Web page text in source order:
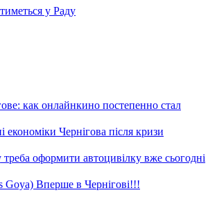
у Раду
как онлайнкино постепенно стал
економіки Чернігова після кризи
оформити автоцивілку вже сьогодні
Goya) Вперше в Чернігові!!!